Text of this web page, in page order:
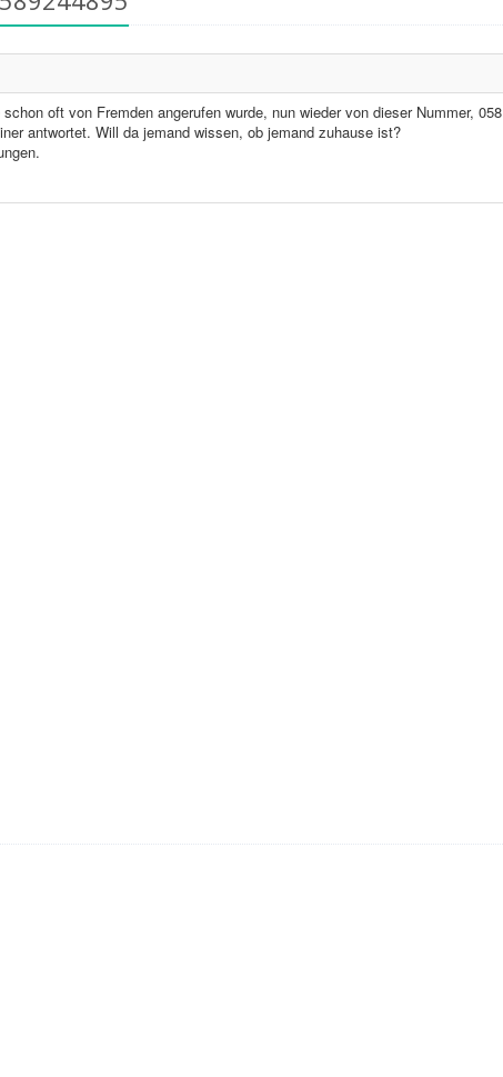
oft von Fremden angerufen wurde, nun wieder von dieser Nummer, 058
antwortet. Will da jemand wissen, ob jemand zuhause ist?